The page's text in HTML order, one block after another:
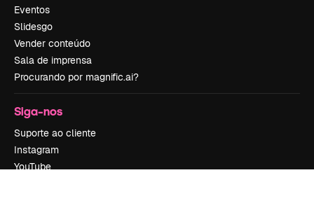
Eventos
Slidesgo
Vender conteúdo
Sala de imprensa
Procurando por magnific.ai?
Siga-nos
Suporte ao cliente
Instagram
YouTube